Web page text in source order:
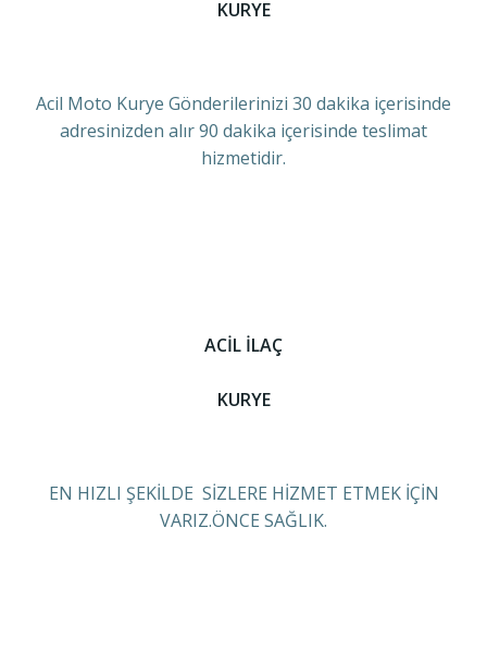
KURYE
Acil Moto Kurye Gönderilerinizi 30 dakika içerisinde
adresinizden alır 90 dakika içerisinde teslimat
hizmetidir.
ACİL İLAÇ
KURYE
EN HIZLI ŞEKİLDE SİZLERE HİZMET ETMEK İÇİN
VARIZ.ÖNCE SAĞLIK.